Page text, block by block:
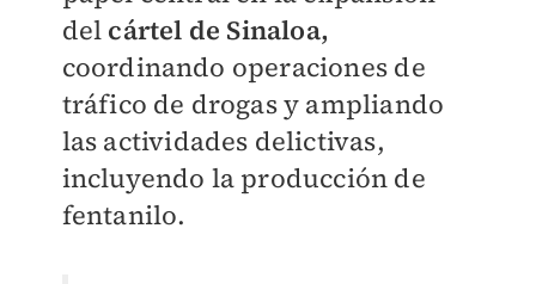
del cártel de Sinaloa,
coordinando operaciones de
tráfico de drogas y ampliando
las actividades delictivas,
incluyendo la producción de
fentanilo.